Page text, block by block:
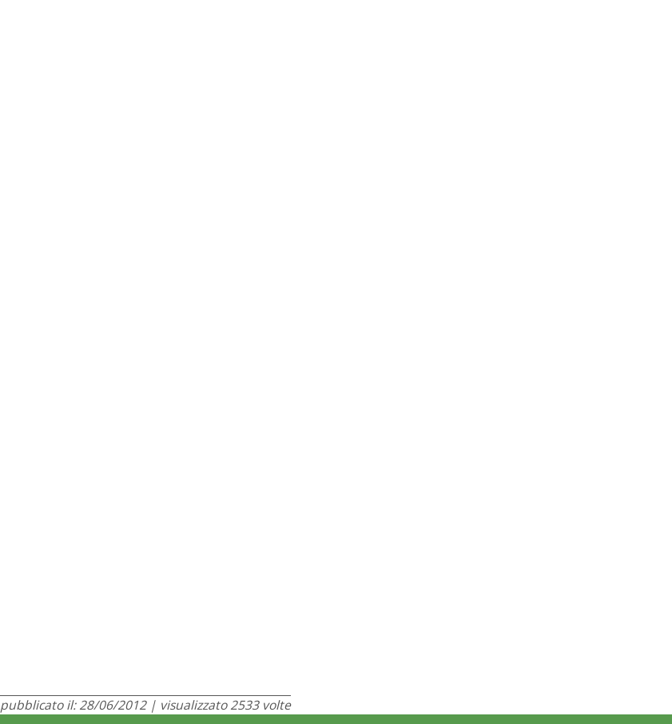
pubblicato il: 28/06/2012 | visualizzato 2533 volte